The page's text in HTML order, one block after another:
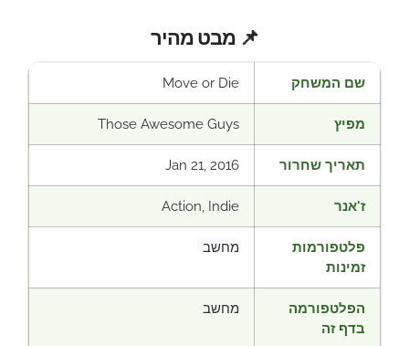
📌 מבט מהיר
שם המשחק Move or Die
מפיץ Those Awesome Guys
תאריך שחרור Jan 21, 2016
ז'אנר Action, Indie
פלטפורמות
זמינות
מחשב
הפלטפורמה
בדף זה
מחשב